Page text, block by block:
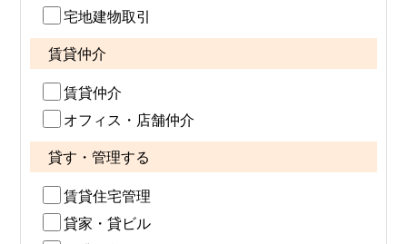
宅地建物取引
賃貸仲介
賃貸仲介
オフィス・店舗仲介
貸す・管理する
賃貸住宅管理
貸家・貸ビル